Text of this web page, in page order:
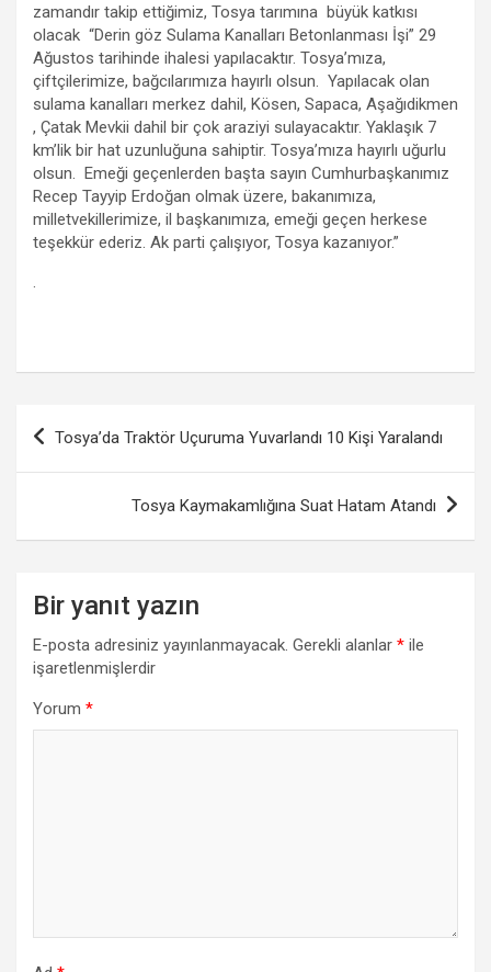
o
k
p
p
m
er
zamandır takip ettiğimiz, Tosya tarımına büyük katkısı
olacak “Derin göz Sulama Kanalları Betonlanması İşi” 29
Ağustos tarihinde ihalesi yapılacaktır. Tosya’mıza,
çiftçilerimize, bağcılarımıza hayırlı olsun. Yapılacak olan
sulama kanalları merkez dahil, Kösen, Sapaca, Aşağıdikmen
, Çatak Mevkii dahil bir çok araziyi sulayacaktır. Yaklaşık 7
km’lik bir hat uzunluğuna sahiptir. Tosya’mıza hayırlı uğurlu
olsun. Emeği geçenlerden başta sayın Cumhurbaşkanımız
Recep Tayyip Erdoğan olmak üzere, bakanımıza,
milletvekillerimize, il başkanımıza, emeği geçen herkese
teşekkür ederiz. Ak parti çalışıyor, Tosya kazanıyor.”
.
Yazı
gezinmesi
Tosya’da Traktör Uçuruma Yuvarlandı 10 Kişi Yaralandı
Tosya Kaymakamlığına Suat Hatam Atandı
Bir yanıt yazın
E-posta adresiniz yayınlanmayacak. Gerekli alanlar * ile
işaretlenmişlerdir
Yorum *